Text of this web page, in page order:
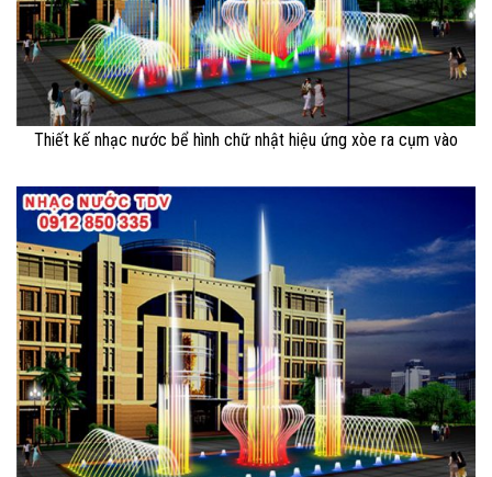
Thiết kế nhạc nước bể hình chữ nhật hiệu ứng xòe ra cụm vào